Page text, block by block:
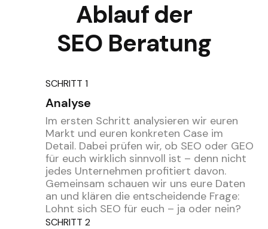
Ablauf der
SEO Beratung
SCHRITT 1
Analyse
Im ersten Schritt analysieren wir euren
Markt und euren konkreten Case im
Detail. Dabei prüfen wir, ob SEO oder GEO
für euch wirklich sinnvoll ist – denn nicht
jedes Unternehmen profitiert davon.
Gemeinsam schauen wir uns eure Daten
an und klären die entscheidende Frage:
Lohnt sich SEO für euch – ja oder nein?
SCHRITT 2